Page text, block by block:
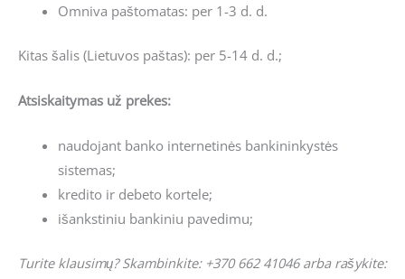
Omniva paštomatas: per 1-3 d. d.
Kitas šalis (Lietuvos paštas): per 5-14 d. d.;
Atsiskaitymas už prekes:
naudojant banko internetinės bankininkystės
sistemas;
kredito ir debeto kortele;
išankstiniu bankiniu pavedimu;
Turite klausimų? Skambinkite: +370 662 41046 arba rašykite: